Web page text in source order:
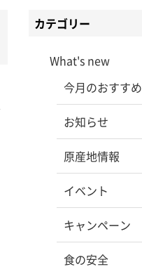
カテゴリー
What's new
今月のおすすめ
お知らせ
原産地情報
イベント
キャンペーン
食の安全